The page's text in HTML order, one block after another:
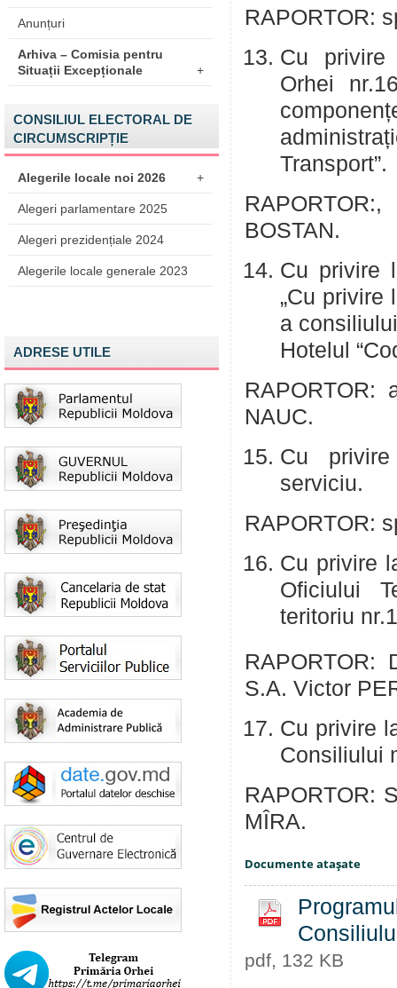
Anunțuri
Arhiva – Comisia pentru
Situații Excepționale
+
CONSILIUL ELECTORAL DE
CIRCUMSCRIPȚIE
Alegerile locale noi 2026 +
Alegeri parlamentare 2025
Alegeri prezidențiale 2024
Alegerile locale generale 2023
ADRESE UTILE
RAPORTOR:
Cu privire
Orhei
Transport”.
BOSTAN.
Cu privire
„Cu privire
a
Hotelul
RAPORTOR:
NAUC.
Cu
serviciu.
RAPORTOR:
Cu privire
Oficiului
teritoriu
RAPORTOR:
S.A. Victor
Cu privire
Consiliului
RAPORTOR:
MÎRA.
Documente ataşate
pdf, 132 KB